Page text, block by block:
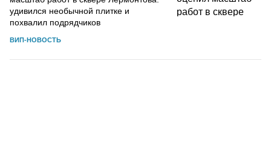
удивился необычной плитке и
похвалил подрядчиков
ВИП-НОВОСТЬ